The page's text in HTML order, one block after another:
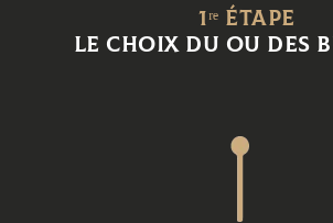
1ʳᵉ étape
Le choix du ou des